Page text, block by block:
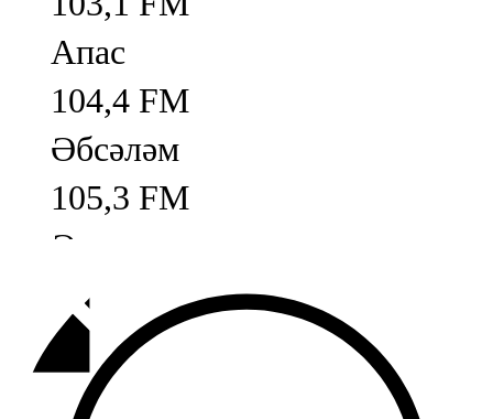
Апас
104,4 FM
Әбсәләм
105,3 FM
Әлмәт
92,9 FM
Базарлы матак
107,1 FM